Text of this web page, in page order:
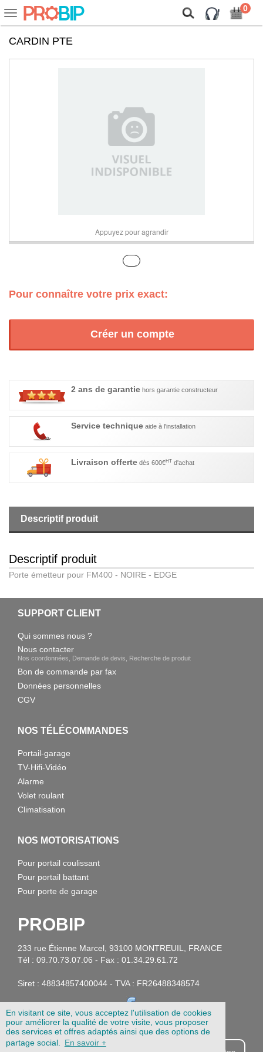
En visitant ce site, vous acceptez l'utilisation de cookies
pour améliorer la qualité de votre visite, vous proposer
des services et offres adaptés ainsi que des options de
partage social.
En savoir +
Voir
ou
cacher
navigation
0
CARDIN PTE
Appuyez pour agrandir
Pour connaître votre prix exact:
Créer un compte
2 ans de garantie hors garantie constructeur
Service technique aide à l'installation
Livraison offerte dès 600€HT d'achat
Descriptif produit
Descriptif produit
Porte émetteur pour FM400 - NOIRE - EDGE
SUPPORT CLIENT
Qui sommes nous ?
Nous contacter
Nos coordonnées, Demande de devis, Recherche de produit
Bon de commande par fax
Données personnelles
CGV
NOS TÉLÉCOMMANDES
Portail-garage
TV-Hifi-Vidéo
Alarme
Volet roulant
Climatisation
NOS MOTORISATIONS
Pour portail coulissant
Pour portail battant
Pour porte de garage
PROBIP
233 rue Étienne Marcel, 93100 MONTREUIL, FRANCE
Tél : 09.70.73.07.06 - Fax : 01.34.29.61.72
Siret : 48834857400044 - TVA : FR26488348574
On vous présente nos cookies !